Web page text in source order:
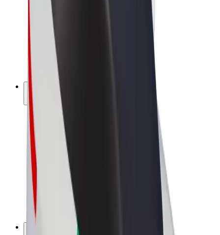
Bolt Food
Bolt Drive
Bolt for Business
Ηλεκτρικά ποδήλατα
Bolt Plus
Κερδίστε με Bolt
Οδηγοί
Απολαβές οδηγών
Διανομείς
Απολαβές διανομέων
Bolt Εμπόρους Τροφίμων
Franchises